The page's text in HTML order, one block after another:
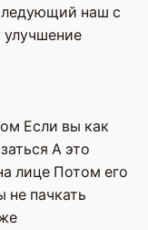
наш с
улучшение
Если вы как
А это
лице Потом его
не пачкать